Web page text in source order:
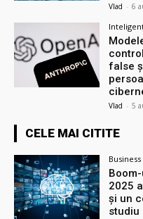
Vlad - 6
false
Vlad - 5
CELE MAI CITITE
2025
și un
studiu